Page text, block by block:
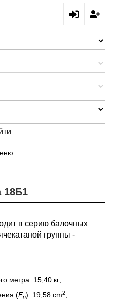
18Б1
в серию балочных
группы -
метра: 15,40 кг;
(Fn): 19,58 cm2;